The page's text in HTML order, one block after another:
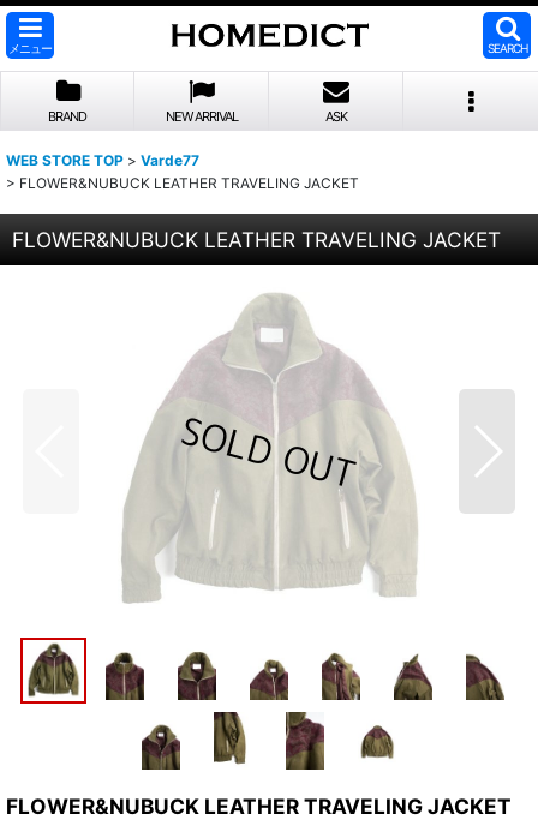
メニュー SEARCH
BRAND NEW ARRIVAL ASK
WEB STORE TOP > Varde77
> FLOWER&NUBUCK LEATHER TRAVELING JACKET
FLOWER&NUBUCK LEATHER TRAVELING JACKET
FLOWER&NUBUCK LEATHER TRAVELING JACKET